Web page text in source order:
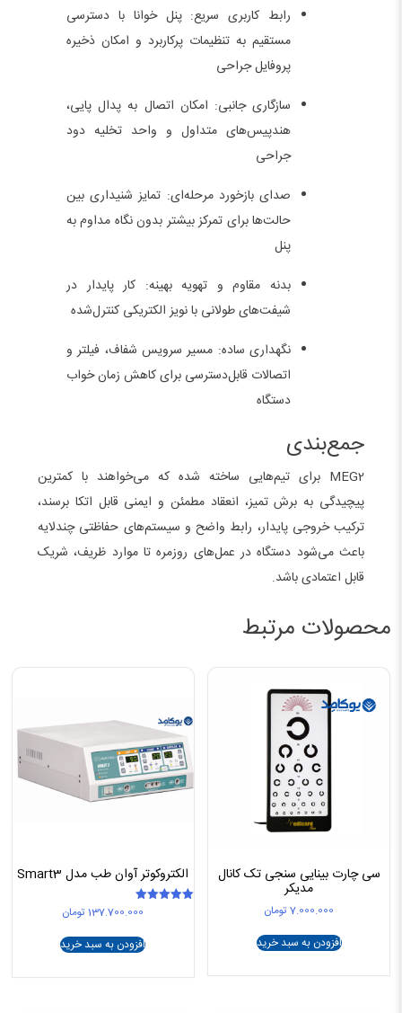
رابط کاربری سریع: پنل خوانا با دسترسی
مستقیم به تنظیمات پرکاربرد و امکان ذخیره
پروفایل جراحی
سازگاری جانبی: امکان اتصال به پدال پایی،
هندپیس‌های متداول و واحد تخلیه دود
جراحی
صدای بازخورد مرحله‌ای: تمایز شنیداری بین
حالت‌ها برای تمرکز بیشتر بدون نگاه مداوم به
پنل
بدنه مقاوم و تهویه بهینه: کار پایدار در
شیفت‌های طولانی با نویز الکتریکی کنترل‌شده
نگهداری ساده: مسیر سرویس شفاف، فیلتر و
اتصالات قابل‌دسترسی برای کاهش زمان خواب
دستگاه
جمع‌بندی
MEG2 برای تیم‌هایی ساخته شده که می‌خواهند با کمترین
پیچیدگی به برش تمیز، انعقاد مطمئن و ایمنی قابل اتکا برسند،
ترکیب خروجی پایدار، رابط واضح و سیستم‌های حفاظتی چندلایه
باعث می‌شود دستگاه در عمل‌های روزمره تا موارد ظریف، شریک
قابل اعتمادی باشد.
محصولات مرتبط
سی چارت بینایی سنجی تک کانال
مدیکر
7.000.000 تومان
افزودن به سبد خرید
الکتروکوتر آوان طب مدل Smart3
137.700.000 تومان
افزودن به سبد خرید